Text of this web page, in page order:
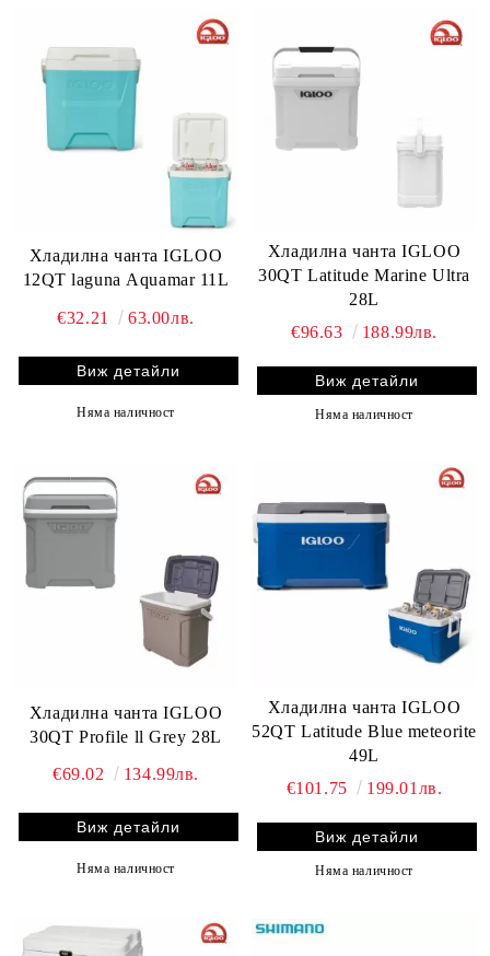
Хладилна чанта IGLOO
12QT laguna Aquamar 11L
€32.21 63.00лв.
Виж детайли
Няма наличност
Хладилна чанта IGLOO
30QT Latitude Marine Ultra
28L
€96.63
188.99лв.
Виж детайли
Няма наличност
Хладилна чанта IGLOO
30QT Profile ll Grey 28L
€69.02 134.99лв.
Виж детайли
Няма наличност
Хладилна чанта IGLOO
52QT Latitude Blue meteorite
49L
€101.75
199.01лв.
Виж детайли
Няма наличност